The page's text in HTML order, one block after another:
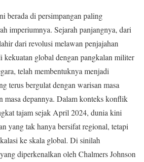
berada di persimpangan paling
imperiumnya. Sejarah panjangnya, dari
dari revolusi melawan penjajahan
kekuatan global dengan pangkalan militer
telah membentuknya menjadi
terus bergulat dengan warisan masa
masa depannya. Dalam konteks konflik
tajam sejak April 2024, dunia kini
yang tak hanya bersifat regional, tetapi
ke skala global. Di sinilah
diperkenalkan oleh Chalmers Johnson